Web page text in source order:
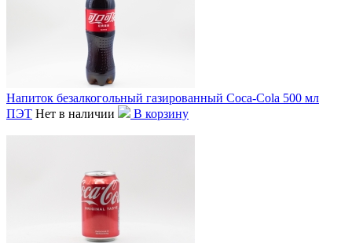
Напиток безалкогольный газированный Coca-Cola 500 мл
ПЭТ Нет в наличии В корзину